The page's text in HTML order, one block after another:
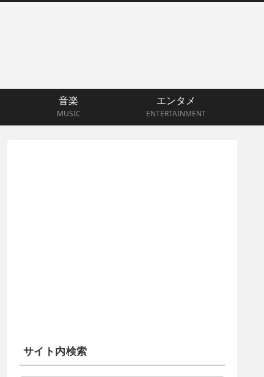
音楽
MUSIC
エンタメ
ENTERTAINMENT
サイト内検索